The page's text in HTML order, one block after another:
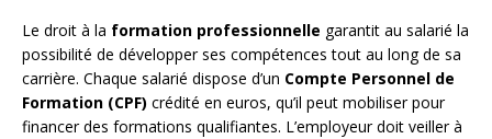
Le droit à la formation professionnelle garantit au salarié la
possibilité de développer ses compétences tout au long de sa
carrière. Chaque salarié dispose d’un Compte Personnel de
Formation (CPF) crédité en euros, qu’il peut mobiliser pour
financer des formations qualifiantes. L’employeur doit veiller à